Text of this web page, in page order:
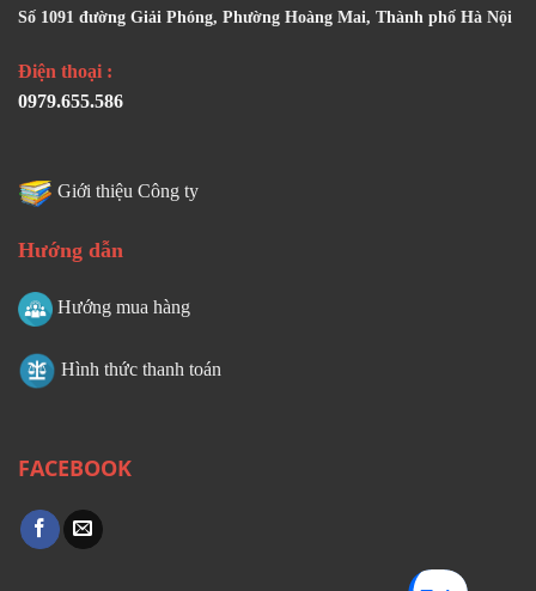
Số 1091 đường Giải Phóng, Phường Hoàng Mai, Thành phố Hà Nội
Điện thoại :
0979.655.586
Giới thiệu Công ty
Hướng dẫn
Hướng mua hàng
Hình thức thanh toán
FACEBOOK